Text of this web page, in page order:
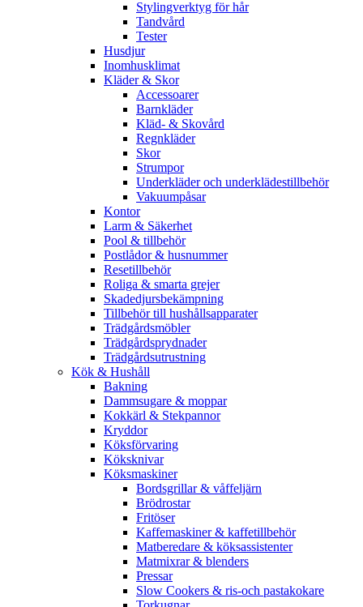
Stylingverktyg för hår
Tandvård
Tester
Husdjur
Inomhusklimat
Kläder & Skor
Accessoarer
Barnkläder
Kläd- & Skovård
Regnkläder
Skor
Strumpor
Underkläder och underklädestillbehör
Vakuumpåsar
Kontor
Larm & Säkerhet
Pool & tillbehör
Postlådor & husnummer
Resetillbehör
Roliga & smarta grejer
Skadedjursbekämpning
Tillbehör till hushållsapparater
Trädgårdsmöbler
Trädgårdsprydnader
Trädgårdsutrustning
Kök & Hushåll
Bakning
Dammsugare & moppar
Kokkärl & Stekpannor
Kryddor
Köksförvaring
Köksknivar
Köksmaskiner
Bordsgrillar & våffeljärn
Brödrostar
Fritöser
Kaffemaskiner & kaffetillbehör
Matberedare & köksassistenter
Matmixrar & blenders
Pressar
Slow Cookers & ris-och pastakokare